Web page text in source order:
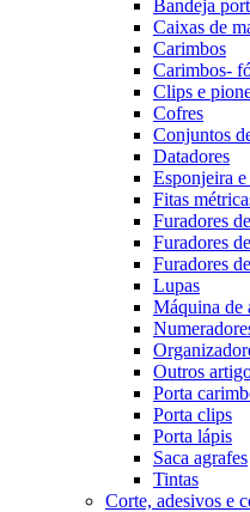
Bandeja
Caixas de
Carimbos
Carimbos-
Clips e
Cofres
Conjuntos
Datadores
Esponjeira e
Fitas
Furadores
Furadores
Furadores
Lupas
Máquina de
Outros
Porta
Porta clips
Porta lápis
Saca agrafes
Tintas
Corte, adesivos e